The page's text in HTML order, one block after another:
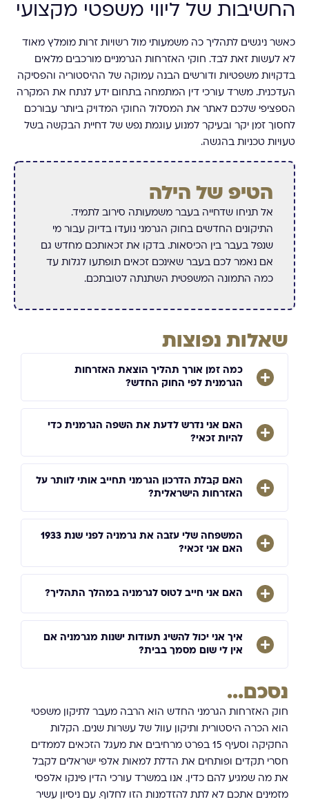
החשיבות של ליווי משפטי מקצועי
כאשר ניגשים לתהליך כה משמעותי מול רשויות זרות מומלץ מאוד
לא לעשות זאת לבד. חוקי האזרחות הגרמניים מורכבים מלאים
בדקויות משפטיות ודורשים הבנה עמוקה של ההיסטוריה והפסיקה
העדכנית. משרד עורכי דין המתמחה בתחום ידע לנתח את המקרה
הספציפי שלכם לאתר את המסלול החוקי המדויק ביותר עבורכם
לחסוך זמן יקר ובעיקר למנוע עוגמת נפש של דחיית הבקשה בשל
טעויות טכניות בהגשה.
הטיפ של הילה
אל תניחו שדחייה בעבר משמעותה סירוב לתמיד.
התיקונים החדשים בחוק הגרמני נועדו בדיוק עבור מי
שנפל בעבר בין הכיסאות. בדקו את זכאותכם מחדש גם
אם נאמר לכם בעבר שאינכם זכאים תופתעו לגלות עד
כמה התמונה המשפטית השתנתה לטובתכם.
שאלות נפוצות
כמה זמן אורך תהליך הוצאת האזרחות
הגרמנית לפי החוק החדש?
האם אני נדרש לדעת את השפה הגרמנית כדי
להיות זכאי?
האם קבלת הדרכון הגרמני תחייב אותי לוותר על
האזרחות הישראלית?
המשפחה שלי עזבה את גרמניה לפני שנת 1933
האם אני זכאי?
האם אני חייב לטוס לגרמניה במהלך התהליך?
איך אני יכול להשיג תעודות ישנות מגרמניה אם
אין לי שום מסמך בבית?
נסכם...
חוק האזרחות הגרמני החדש הוא הרבה מעבר לתיקון משפטי
הוא הכרה היסטורית ותיקון עוול של עשרות שנים. הקלות
החקיקה וסעיף 15 בפרט מרחיבים את מעגל הזכאים לממדים
חסרי תקדים ופותחים את הדלת למאות אלפי ישראלים לקבל
את מה שמגיע להם כדין. אנו במשרד עורכי הדין פינקו אלפסי
מזמינים אתכם לא לתת להזדמנות הזו לחלוף. עם ניסיון עשיר